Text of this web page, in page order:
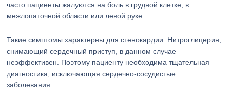
часто пациенты жалуются на боль в грудной клетке, в
межлопаточной области или левой руке.
Такие симптомы характерны для стенокардии. Нитроглицерин,
снимающий сердечный приступ, в данном случае
неэффективен. Поэтому пациенту необходима тщательная
диагностика, исключающая сердечно-сосудистые
заболевания.